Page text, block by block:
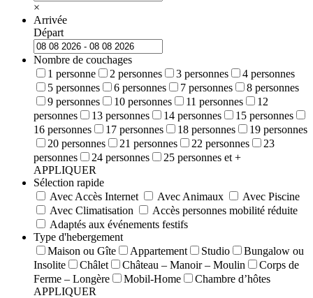
×
Arrivée
Départ
Nombre de couchages
1 personne
2 personnes 3 personnes
4 personnes
5 personnes
6 personnes 7 personnes
8 personnes
9 personnes
10 personnes 11 personnes
12
personnes
13 personnes 14 personnes
15 personnes
16 personnes
17 personnes 18 personnes
19 personnes
20 personnes
21 personnes 22 personnes
23
personnes
24 personnes
25 personnes et +
APPLIQUER
Sélection rapide
Avec Accès Internet
Avec Animaux
Avec Piscine
Avec Climatisation
Accès personnes mobilité réduite
Adaptés aux événements festifs
Type d'hebergement
Maison ou Gîte
Appartement Studio
Bungalow ou
Insolite
Châlet Château – Manoir – Moulin
Corps de
Ferme – Longère
Mobil-Home
Chambre d’hôtes
APPLIQUER